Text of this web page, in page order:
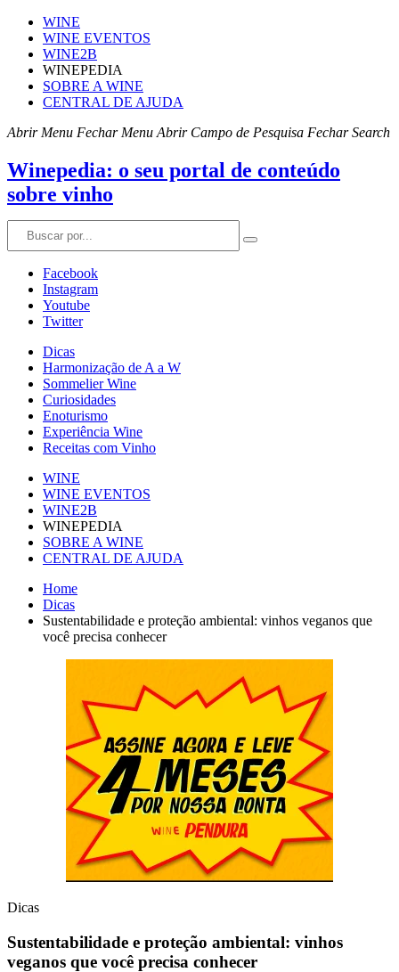
WINE
WINE EVENTOS
WINE2B
WINEPEDIA
SOBRE A WINE
CENTRAL DE AJUDA
Abrir Menu Fechar Menu Abrir Campo de Pesquisa Fechar Search
Winepedia: o seu portal de conteúdo
sobre vinho
Facebook
Instagram
Youtube
Twitter
Dicas
Harmonização de A a W
Sommelier Wine
Curiosidades
Enoturismo
Experiência Wine
Receitas com Vinho
WINE
WINE EVENTOS
WINE2B
WINEPEDIA
SOBRE A WINE
CENTRAL DE AJUDA
Home
Dicas
Sustentabilidade e proteção ambiental: vinhos veganos que
você precisa conhecer
Dicas
Sustentabilidade e proteção ambiental: vinhos
veganos que você precisa conhecer